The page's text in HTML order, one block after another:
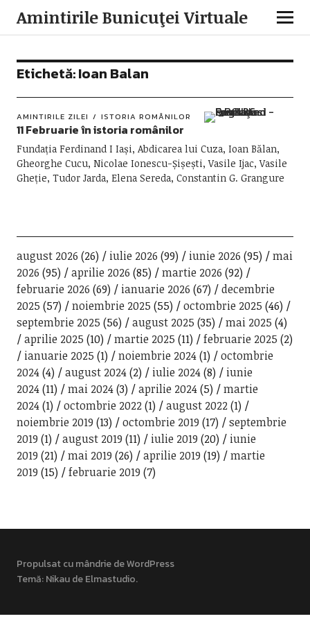
Amintirile Bunicuţei Virtuale
Etichetă:Ioan Balan
AMINTIRILE ZILEI ISTORIA ROMÂNILOR
11 Februarie în istoria românilor
Fundația Ferdinand I Iași, Abdicarea lui Cuza, Ioan Bălan,
Gheorghe Cucu, Nicolae Ionescu-Șișești, Vasile Ijac, Vasile
Gheție, Tudor Jarda, Elena Sereda, Constantin G. Grangure
august 2026 (26) iulie 2026 (99) iunie 2026 (95)
mai
2026 (95) aprilie 2026 (85) martie 2026 (92)
februarie 2026 (69) ianuarie 2026 (67)
decembrie
2025 (57) noiembrie 2025 (55) octombrie 2025 (46)
septembrie 2025 (56) august 2025 (35) mai 2025 (4)
aprilie 2025 (10) martie 2025 (11) februarie 2025 (2)
ianuarie 2025 (1) noiembrie 2024(1)
octombrie
2024(4) august 2024(2) iulie 2024(8)
iunie
2024(11) mai 2024(3) aprilie 2024(5)
martie
2024(1) octombrie 2022(1) august 2022(1)
noiembrie 2019 (13) octombrie 2019 (17)
septembrie
2019 (1) august 2019 (11) iulie 2019 (20)
iunie
2019 (21) mai 2019 (26) aprilie 2019 (19)
martie
2019 (15) februarie 2019 (7)
Propulsat cu mândrie de WordPress
Temă: Nikau deElmastudio.